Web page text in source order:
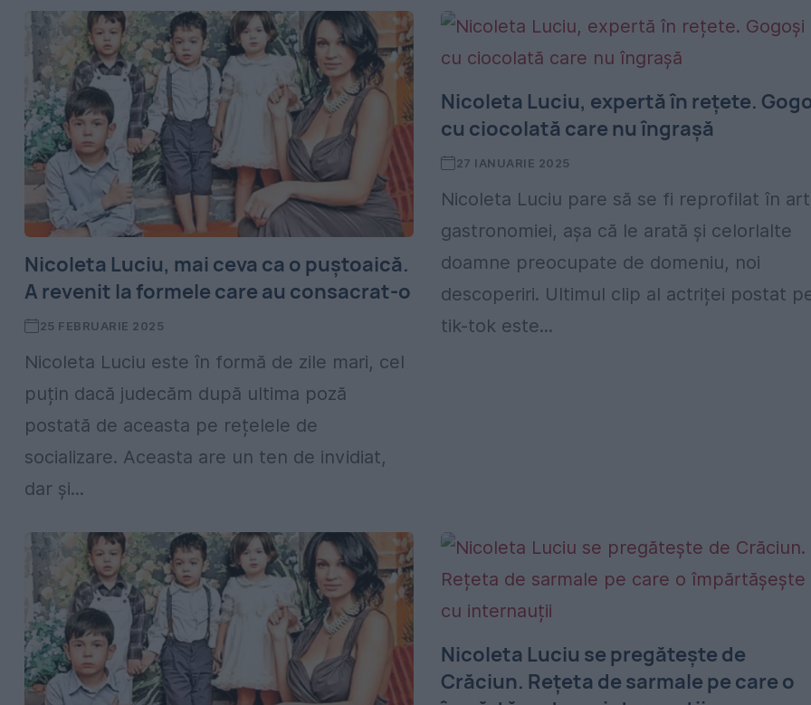
⁠Nicoleta Luciu, mai ceva ca o puștoaică.
A revenit la formele care au consacrat-o
25 FEBRUARIE 2025
Nicoleta Luciu este în formă de zile mari, cel
puțin dacă judecăm după ultima poză
postată de aceasta pe rețelele de
socializare. Aceasta are un ten de invidiat,
dar și...
Nicoleta Luciu, expertă în rețete.
cu ciocolată care nu îngrașă
27 IANUARIE 2025
Nicoleta Luciu pare să se fi reprofilat în
gastronomiei, așa că le arată și celorlalte
doamne preocupate de domeniu, noi
descoperiri. Ultimul clip al actriței postat
tik-tok este...
Nicoleta Luciu se pregătește de
Crăciun. Rețeta de sarmale pe care o